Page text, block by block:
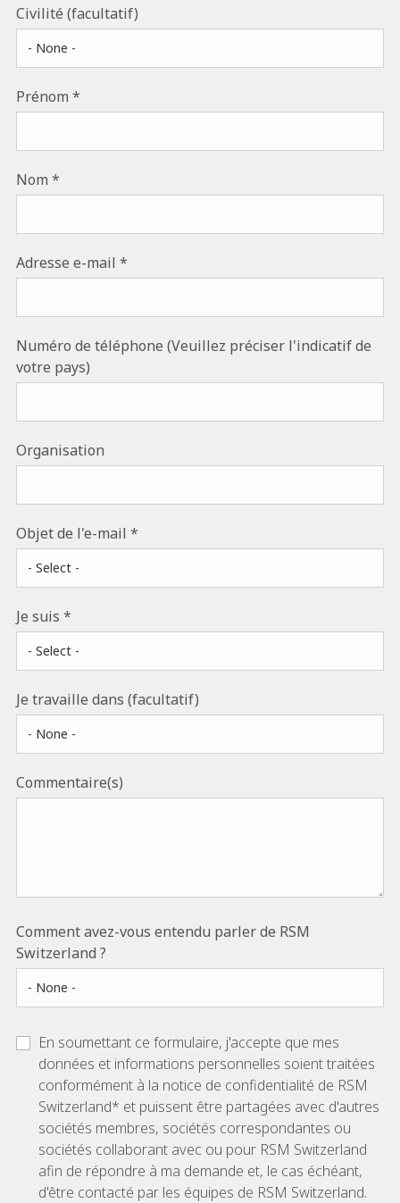
Civilité (facultatif)
Prénom
Nom
Adresse e-mail
Numéro de téléphone (Veuillez préciser l'indicatif de
votre pays)
Organisation
Objet de l'e-mail
Je suis
Je travaille dans (facultatif)
Commentaire(s)
Comment avez-vous entendu parler de RSM
Switzerland ?
En soumettant ce formulaire, j'accepte que mes
données et informations personnelles soient traitées
conformément à la notice de confidentialité de RSM
Switzerland* et puissent être partagées avec d'autres
sociétés membres, sociétés correspondantes ou
sociétés collaborant avec ou pour RSM Switzerland
afin de répondre à ma demande et, le cas échéant,
d'être contacté par les équipes de RSM Switzerland.